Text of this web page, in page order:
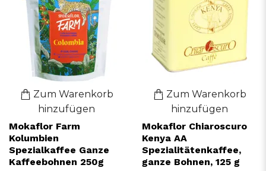
Zum Warenkorb
hinzufügen
Mokaflor Farm
Kolumbien
Spezialkaffee Ganze
Kaffeebohnen 250g
Zum Warenkorb
hinzufügen
Mokaflor Chiaroscuro
Kenya AA
Spezialitätenkaffee,
ganze Bohnen, 125 g